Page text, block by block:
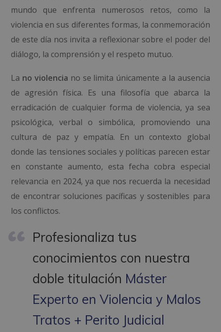
mundo que enfrenta numerosos retos, como la
violencia en sus diferentes formas, la conmemoración
de este día nos invita a reflexionar sobre el poder del
diálogo, la comprensión y el respeto mutuo.
La no violencia no se limita únicamente a la ausencia
de agresión física. Es una filosofía que abarca la
erradicación de cualquier forma de violencia, ya sea
psicológica, verbal o simbólica, promoviendo una
cultura de paz y empatía. En un contexto global
donde las tensiones sociales y políticas parecen estar
en constante aumento, esta fecha cobra especial
relevancia en 2024, ya que nos recuerda la necesidad
de encontrar soluciones pacíficas y sostenibles para
los conflictos.
Profesionaliza tus
conocimientos con nuestra
doble titulación Máster
Experto en Violencia y Malos
Tratos + Perito Judicial